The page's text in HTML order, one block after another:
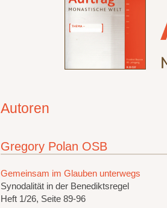
Autoren
Gregory Polan OSB
Gemeinsam im Glauben unterwegs
Synodalität in der Benediktsregel
Heft 1/26, Seite 89-96